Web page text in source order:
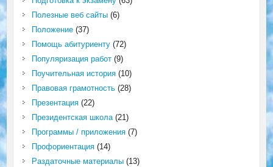
Полезные веб сайты(6)
Положение(37)
Помощь абитуриенту(72)
Популяризация работ(9)
Поучительная история(10)
Правовая грамотность(28)
Презентация(22)
Президентская школа(21)
Программы / приложения(7)
Профориентация(14)
Раздаточные материалы(13)